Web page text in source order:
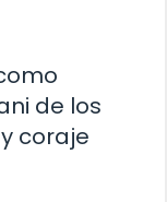
de los
coraje